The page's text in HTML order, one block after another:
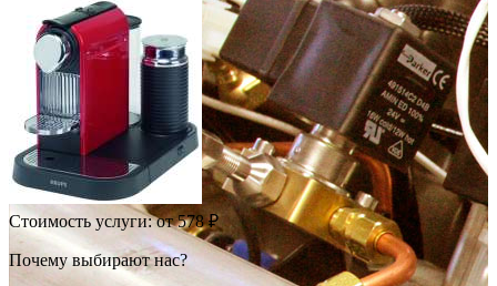
Стоимость услуги:от 578 ₽
Почему выбирают нас?